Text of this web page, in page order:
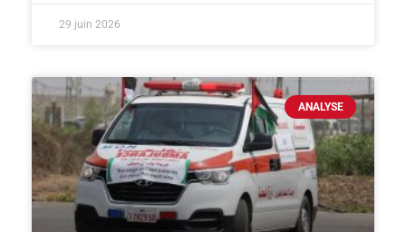
29 juin 2026
ANALYSE